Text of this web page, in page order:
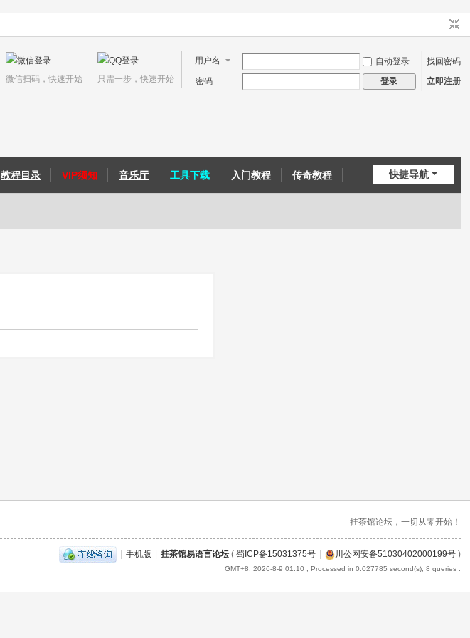
用户名 自动登录
找回密码
密码
登录 立即注册
只需一步，快速开始
微信扫码，快速开始
快捷导航
教程目录 VIP须知 音乐厅 工具下载 入门教程 传奇教程
挂茶馆论坛，一切从零开始！
| 手机版 | 挂茶馆易语言论坛( 蜀ICP备15031375号 | 川公网安备51030402000199号)
GMT+8, 2026-8-9 01:10 , Processed in 0.027785 second(s), 8 queries .